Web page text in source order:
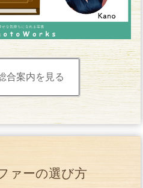
合案内を見る
ァーの選び方